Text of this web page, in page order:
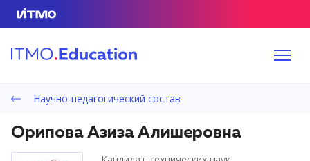
Научно-педагогический состав
Орипова Азиза Алишеровна